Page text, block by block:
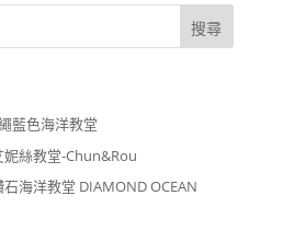
藍色海洋教堂
絲教堂-Chun&Rou
海洋教堂 DIAMOND OCEAN